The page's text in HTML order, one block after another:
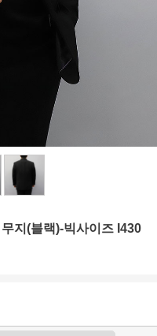
지(블랙)-빅사이즈 I430